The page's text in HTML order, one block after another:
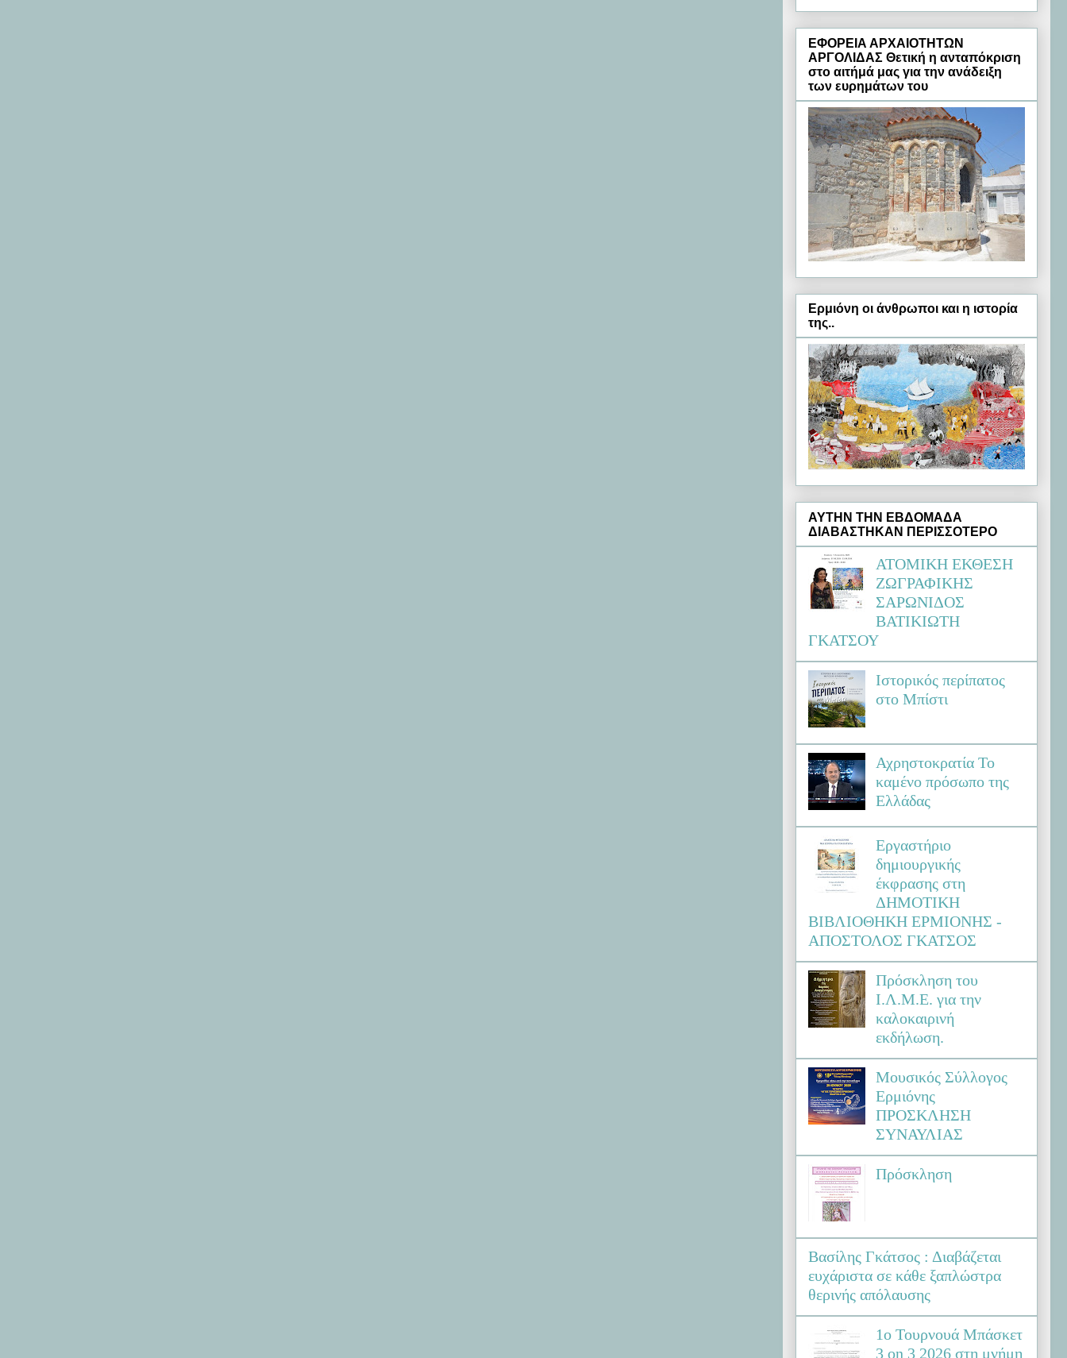
ΕΦΟΡΕΙΑ ΑΡΧΑΙΟΤΗΤΩΝ
ΑΡΓΟΛΙΔΑΣ Θετική η ανταπόκριση
στο αιτήμά μας για την ανάδειξη
των ευρημάτων του
Ερμιόνη oι άνθρωποι και η ιστορία
της..
ΑΥΤΗΝ ΤΗΝ ΕΒΔΟΜΑΔΑ
ΔΙΑΒΑΣΤΗΚΑΝ ΠΕΡΙΣΣΟΤΕΡΟ
ΑΤΟΜΙΚΗ ΕΚΘΕΣΗ
ΖΩΓΡΑΦΙΚΗΣ
ΣΑΡΩΝΙΔΟΣ
ΒΑΤΙΚΙΩΤΗ
ΓΚΑΤΣΟΥ
Ιστορικός περίπατος
στο Μπίστι
Αχρηστοκρατία Το
καμένο πρόσωπο της
Ελλάδας
Εργαστήριο
δημιουργικής
έκφρασης στη
ΔΗΜΟΤΙΚΗ
ΒΙΒΛΙΟΘΗΚΗ ΕΡΜΙΟΝΗΣ -
ΑΠΟΣΤΟΛΟΣ ΓΚΑΤΣΟΣ
Πρόσκληση του
Ι.Λ.Μ.Ε. για την
καλοκαιρινή
εκδήλωση.
Μουσικός Σύλλογος
Ερμιόνης
ΠΡΟΣΚΛΗΣΗ
ΣΥΝΑΥΛΙΑΣ
Πρόσκληση
Βασίλης Γκάτσος : Διαβάζεται
ευχάριστα σε κάθε ξαπλώστρα
θερινής απόλαυσης
1ο Τουρνουά Μπάσκετ
3 on 3 2026 στη μνήμη